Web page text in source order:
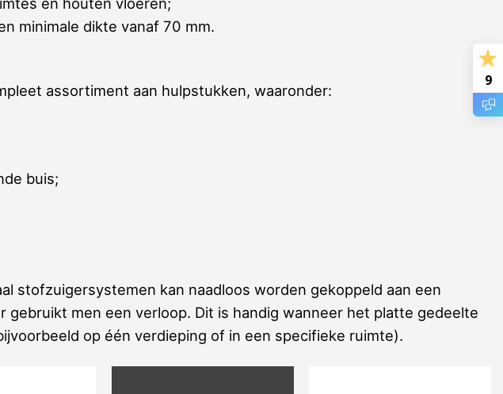
minimale dikte vanaf 70 mm.
assortiment aan hulpstukken, waaronder:
buis;
stofzuigersystemen kan naadloos worden gekoppeld aan een
men een verloop. Dit is handig wanneer het platte gedeelte
op één verdieping of in een specifieke ruimte).
9